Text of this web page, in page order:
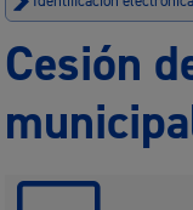
Cesión